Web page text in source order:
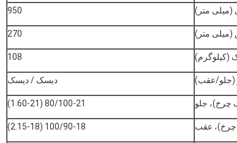
(میلی متر) 950
(میلی متر) 270
(کیلوگرم) 108
(جلو/عقب) دیسک / دیسک
چرخ)، جلو 80/100-21 (1.60-21)
چرخ)، عقب 100/90-18 (2.15-18)